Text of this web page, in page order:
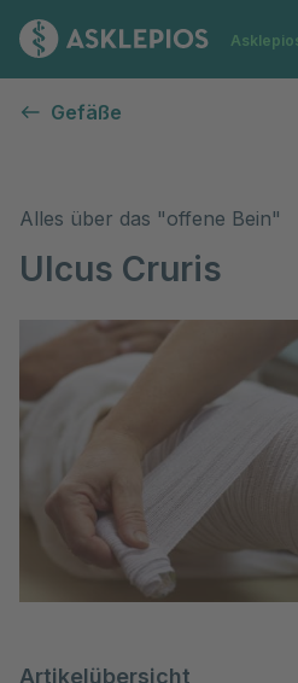
Zur
Gefäße
Alles über das "offene Bein"
Ulcus Cruris
Artikelübersicht